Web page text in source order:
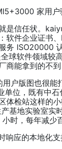
家用户
是信任状。
软件企业证书
务 ISO20000
球软件领域较
商能拿到的不到
户版图也很能
位，既有中石
体检站这样的
基地实验室实
时，每年减少
响应的本地化